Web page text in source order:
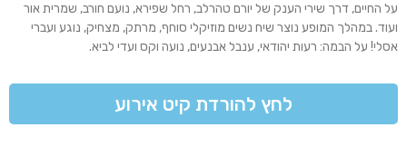
על החיים, דרך שירי הענק של יורם טהרלב, רחל שפירא, נועם חורב, שמרית אור
ועוד. במהלך המופע נוצר שיח נשים מוזיקלי סוחף, מרתק, מצחיק, נוגע ועברי
אסלי! על הבמה: רעות יהודאי, ענבל אבנעים, נועה וקס ועדי לביא.
לחץ להורדת קיט אירוע